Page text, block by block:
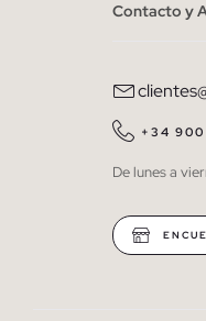
Contacto y
+34
De lunes a